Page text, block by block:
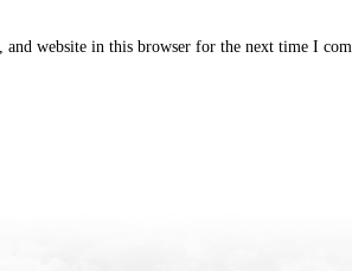
and website in this browser for the next time I